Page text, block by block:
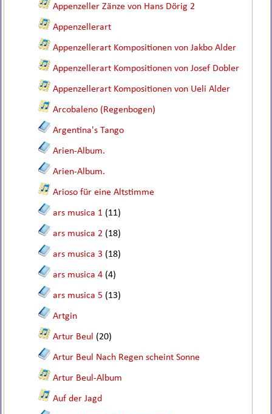
Appenzeller Zänze von Hans Dörig 2
Appenzellerart
Appenzellerart Kompositionen von Jakbo Alder
Appenzellerart Kompositionen von Josef Dobler
Appenzellerart Kompositionen von Ueli Alder
Arcobaleno (Regenbogen)
Argentina's Tango
Arien-Album.
Arien-Album.
Arioso für eine Altstimme
ars musica 1 (11)
ars musica 2 (18)
ars musica 3 (18)
ars musica 4 (4)
ars musica 5 (13)
Artgin
Artur Beul (20)
Artur Beul Nach Regen scheint Sonne
Artur Beul-Album
Auf der Jagd